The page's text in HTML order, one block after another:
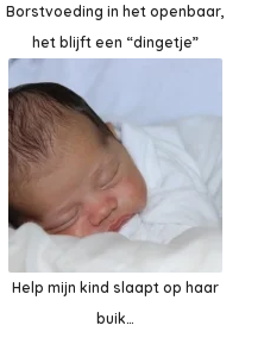
Borstvoeding in het openbaar,
het blijft een “dingetje”
Help mijn kind slaapt op haar
buik…